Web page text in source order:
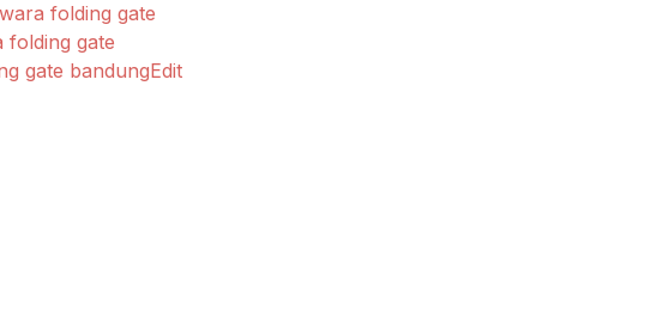
folding gate
folding gate
gate bandungEdit